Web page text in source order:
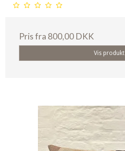
Pris fra 800,00 DKK
Vis produkt